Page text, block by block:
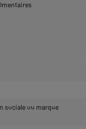
sociale ou marque